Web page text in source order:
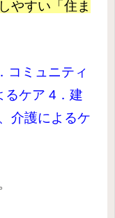
やすい「住ま
コミュニティ
るケア 4．建
介護によるケ